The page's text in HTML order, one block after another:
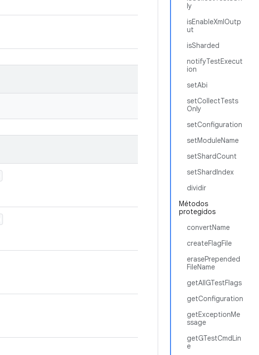
ly
isEnableXmlOutp
ut
isSharded
notifyTestExecut
ion
setAbi
setCollectTests
Only
setConfiguration
setModuleName
setShardCount
setShardIndex
dividir
Métodos
protegidos
convertName
createFlagFile
erasePrepended
FileName
getAllGTestFlags
getConfiguration
getExceptionMe
ssage
getGTestCmdLin
e